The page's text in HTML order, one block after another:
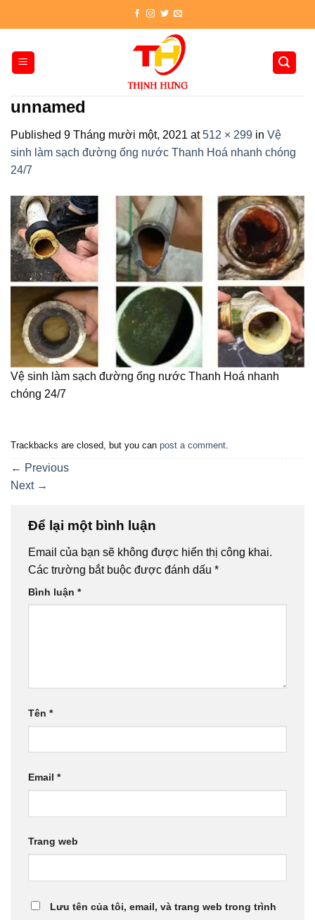
unnamed
Published 9 Tháng mười một, 2021 at512 × 299 in Vệ
sinh làm sạch đường ống nước Thanh Hoá nhanh chóng
24/7
Vệ sinh làm sạch đường ống nước Thanh Hoá nhanh
chóng 24/7
Trackbacks are closed, but you can post a comment.
← Previous
Next →
Để lại một bình luận
Email của bạn sẽ không được hiển thị công khai.
Các trường bắt buộc được đánh dấu *
Bình luận *
Tên *
Email *
Trang web
Lưu tên của tôi, email, và trang web trong trình